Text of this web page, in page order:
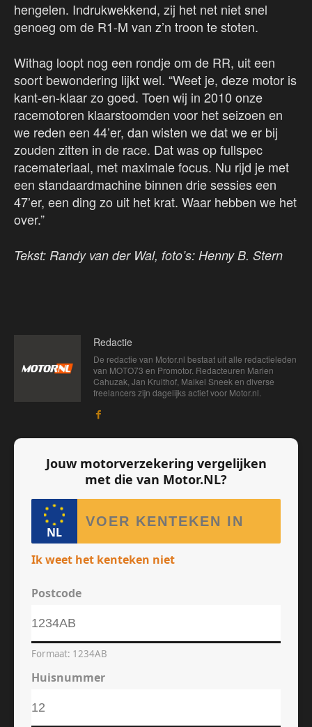
hengelen. Indrukwekkend, zij het net niet snel
genoeg om de R1-M van z’n troon te stoten.
Withag loopt nog een rondje om de RR, uit een
soort bewondering lijkt wel. “Weet je, deze motor is
kant-en-klaar zo goed. Toen wij in 2010 onze
racemotoren klaarstoomden voor het seizoen en
we reden een 44’er, dan wisten we dat we er bij
zouden zitten in de race. Dat was op fullspec
racemateriaal, met maximale focus. Nu rijd je met
een standaardmachine binnen drie sessies een
47’er, een ding zo uit het krat. Waar hebben we het
over.”
Tekst: Randy van der Wal, foto’s: Henny B. Stern
Redactie
De redactie van Motor.nl bestaat uit alle redactieleden
van MOTO73 en Promotor. Redacteuren Marien
Cahuzak, Jan Kruithof, Maikel Sneek en diverse
freelancers zijn dagelijks actief voor Motor.nl.